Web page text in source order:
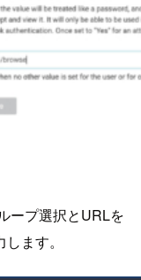
ープ選択とURLを
ます。